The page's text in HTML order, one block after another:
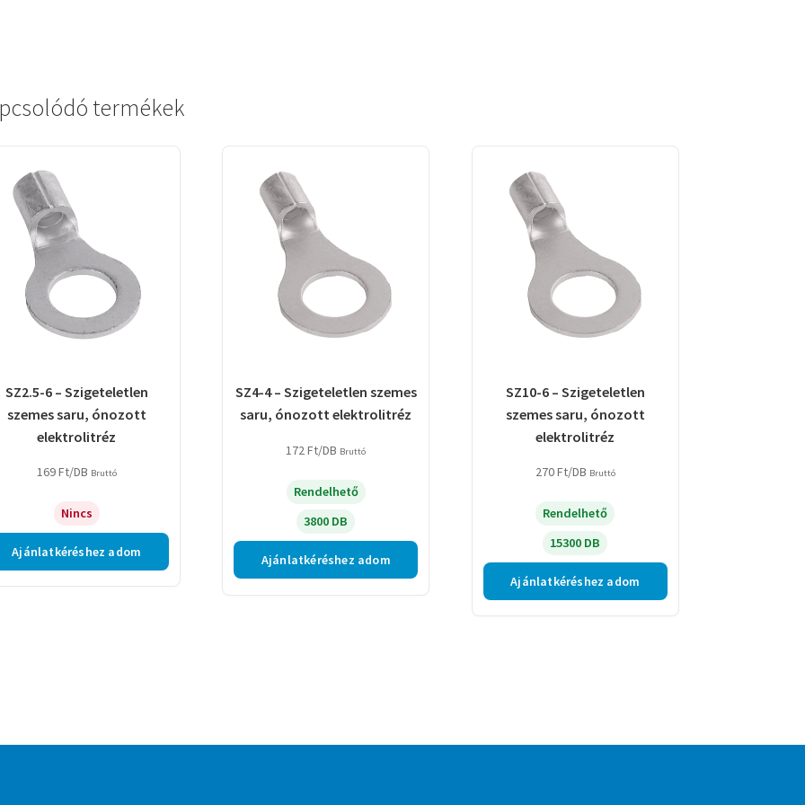
termékek
SZ2.5-6 – Szigeteletlen
szemes saru, ónozott
elektrolitréz
169Ft/DB Bruttó
Nincs
Ajánlatkéréshez adom
SZ4-4 – Szigeteletlen szemes
saru, ónozott elektrolitréz
172Ft/DB Bruttó
Rendelhető
3800 DB
Ajánlatkéréshez adom
SZ10-6 – Szigeteletlen
szemes saru, ónozott
elektrolitréz
270Ft/DB Bruttó
Rendelhető
15300 DB
Ajánlatkéréshez adom